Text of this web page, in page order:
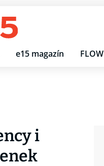
e15 magazín FLOW
i